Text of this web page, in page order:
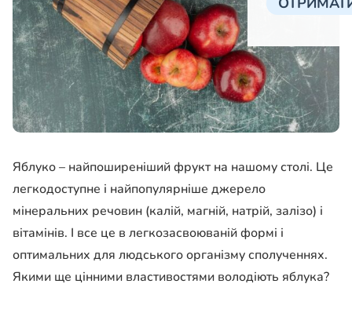
Яблуко – найпоширеніший фрукт на нашому столі. Це
легкодоступне і найпопулярніше джерело
мінеральних речовин (калій, магній, натрій, залізо) і
вітамінів. І все це в легкозасвоюваній формі і
оптимальних для людського організму сполученнях.
Якими ще цінними властивостями володіють яблука?